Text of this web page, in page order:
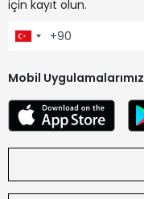
için kayıt olun.
Mobil Uygulamalarımız